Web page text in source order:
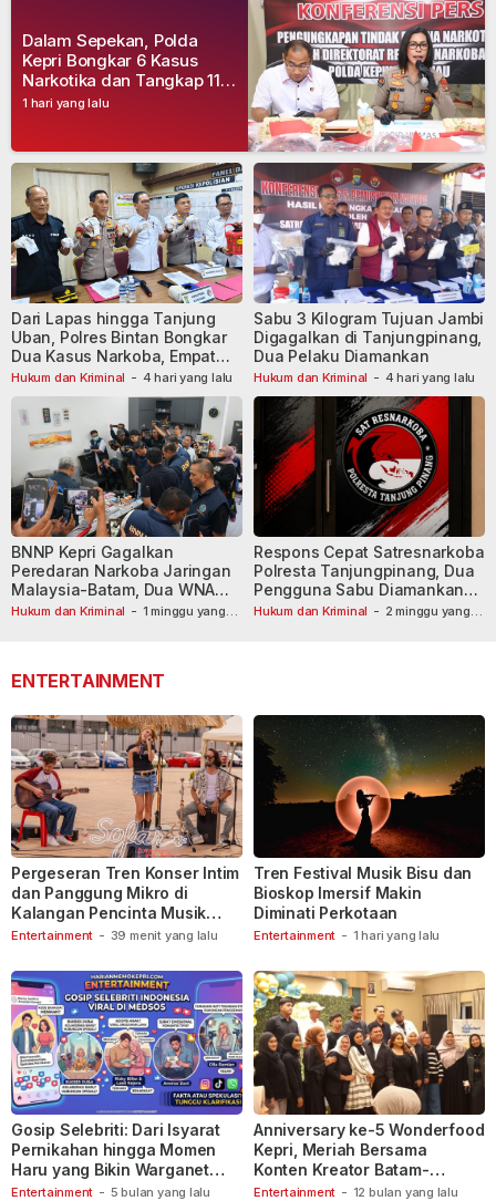
1 hari yang lalu
Dalam Sepekan, Polda
Kepri Bongkar 6 Kasus
Narkotika dan Tangkap 11
Tersangka
Hukum dan Kriminal - 4 hari yang lalu
Dari Lapas hingga Tanjung
Uban, Polres Bintan Bongkar
Dua Kasus Narkoba, Empat
Tersangka Dibekuk
Hukum dan Kriminal - 4 hari yang lalu
Sabu 3 Kilogram Tujuan Jambi
Digagalkan di Tanjungpinang,
Dua Pelaku Diamankan
Hukum dan Kriminal - 1 minggu yang
BNNP Kepri Gagalkan
Peredaran Narkoba Jaringan
Malaysia-Batam, Dua WNA
Masih Diburu
Hukum dan Kriminal - 2 minggu yang
Respons Cepat Satresnarkoba
Polresta Tanjungpinang, Dua
Pengguna Sabu Diamankan
Usai Dilaporkan ke Call Center
ENTERTAINMENT
Entertainment - 39 menit yang lalu
Pergeseran Tren Konser Intim
dan Panggung Mikro di
Kalangan Pencinta Musik
Indonesia
Entertainment - 1 hari yang lalu
Tren Festival Musik Bisu dan
Bioskop Imersif Makin
Diminati Perkotaan
Entertainment - 5 bulan yang lalu
Gosip Selebriti: Dari Isyarat
Pernikahan hingga Momen
Haru yang Bikin Warganet
Berspekulasi
Entertainment - 12 bulan yang lalu
Anniversary ke-5 Wonderfood
Kepri, Meriah Bersama
Konten Kreator Batam-
Tanjungpinang